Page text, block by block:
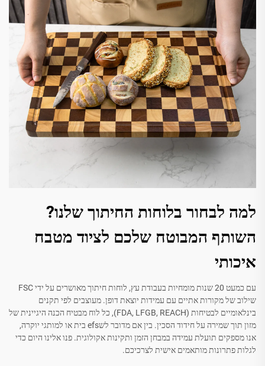
למה לבחור בלוחות החיתוך שלנו?
השותף המבוטח שלכם לציוד מטבח
איכותי
עם כמעט 20 שנות מומחיות בעבודת עץ, לוחות חיתוך מאושרים על ידי FSC
שילוב של מקורות אתיים עם עמידות יוצאת דופן. מעוצבים לפי תקנים
בינלאומיים לבטיחות (FDA, LFGB, REACH), כל לוח מבטיח הכנה היגיינית של
מזון תוך שמירה על חידוד הסכין. בין אם מדובר לשefs בית או למותגי יוקרה,
אנו מספקים תועלת עמידה במבחן הזמן ותקינות אקולוגית. פנו אלינו היום כדי
לגלות פתרונות מותאמים אישית לצרכיכם.